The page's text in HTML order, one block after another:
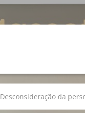
Desconsideração da